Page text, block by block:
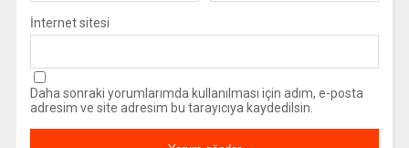
İnternet sitesi
Daha sonraki yorumlarımda kullanılması için adım, e-posta
adresim ve site adresim bu tarayıcıya kaydedilsin.